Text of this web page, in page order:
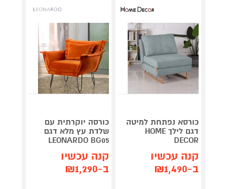
כורסא נפתחת למיטה
דגם לילך HOME
DECOR
קנה עכשיו
ב-₪1,490
כורסה יוקרתית עם
שלדת עץ מלא דגם
LEONARDO BG05
קנה עכשיו
ב-₪1,290